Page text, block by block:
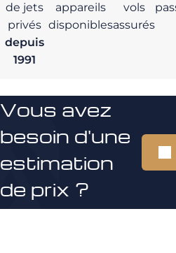
de jets
privés
depuis
1991
appareils
disponibles
vols
assurés
Vous avez
besoin d'une
estimation
de prix ?